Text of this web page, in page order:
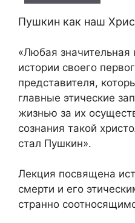
Пушкин как наш
«Любая значительная
истории своего
представителя,
главные этические
жизнью за их
сознания такой
стал Пушкин».
Лекция посвящена
смерти и его
странно